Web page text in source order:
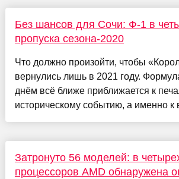
Без шансов для Сочи: Ф-1 в
пропуска сезона-2020
Что должно произойти, чтобы
вернулись лишь в 2021 году.
днём всё ближе приближается к
историческому событию, а именно к
Затронуто 56 моделей: в
процессоров AMD обнаружена